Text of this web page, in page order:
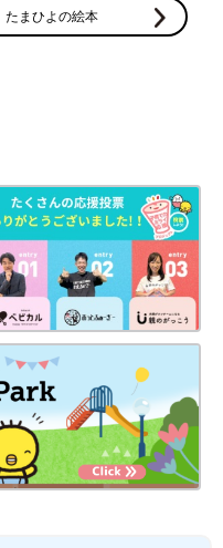
たまひよの絵本